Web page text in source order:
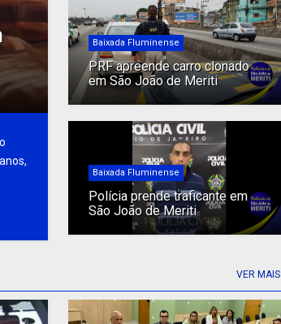
Baixada Fluminense
PRF apreende carro clonado
em São João de Meriti
Baixada Fluminense
Polícia prende traficante em
São João de Meriti
VER MAIS